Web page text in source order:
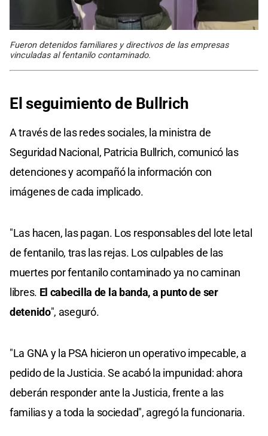
Fueron detenidos familiares y directivos de las empresas
vinculadas al fentanilo contaminado.
El seguimiento de Bullrich
A través de las redes sociales, la ministra de
Seguridad Nacional, Patricia Bullrich, comunicó las
detenciones y acompañó la información con
imágenes de cada implicado.
"Las hacen, las pagan. Los responsables del lote letal
de fentanilo, tras las rejas. Los culpables de las
muertes por fentanilo contaminado ya no caminan
libres. El cabecilla de la banda, a punto de ser
detenido", aseguró.
"La GNA y la PSA hicieron un operativo impecable, a
pedido de la Justicia. Se acabó la impunidad: ahora
deberán responder ante la Justicia, frente a las
familias y a toda la sociedad", agregó la funcionaria.